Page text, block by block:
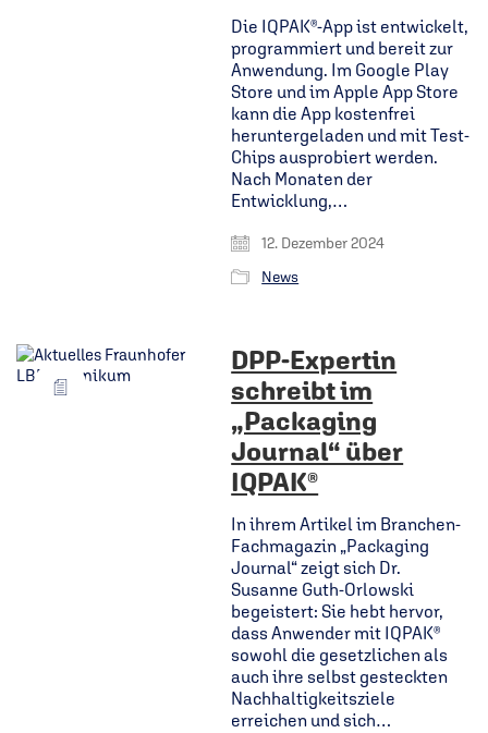
Die IQPAK®-App ist entwickelt,
programmiert und bereit zur
Anwendung. Im Google Play
Store und im Apple App Store
kann die App kostenfrei
heruntergeladen und mit Test-
Chips ausprobiert werden.
Nach Monaten der
Entwicklung,…
12. Dezember 2024
News
DPP-Expertin
schreibt im
„Packaging
Journal“ über
IQPAK®
In ihrem Artikel im Branchen-
Fachmagazin „Packaging
Journal“ zeigt sich Dr.
Susanne Guth-Orlowski
begeistert: Sie hebt hervor,
dass Anwender mit IQPAK®
sowohl die gesetzlichen als
auch ihre selbst gesteckten
Nachhaltigkeitsziele
erreichen und sich…